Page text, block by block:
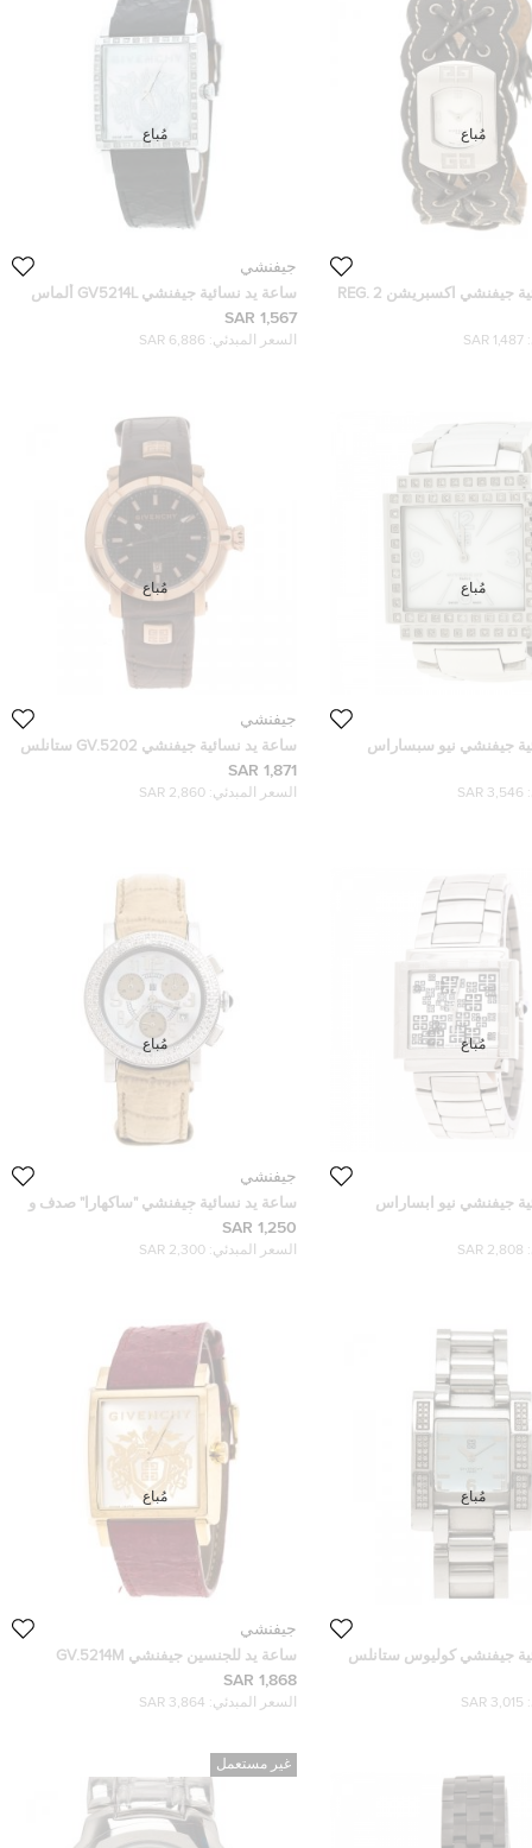
ساعة يد نسائية جيفنشي اكسبريشن 2 REG.
1,487 SAR
مُباع
جيفنشي
ساعة يد نسائية جيفنشي GV5214L ألماس
وستانلس ستيل صدف 31 مم
1,567 SAR
السعر المبدئي: 6,886 SAR
مُباع
جيفنشي نيو سبساراس
بيضاء 35 مم
3,546 SAR
مُباع
جيفنشي
ساعة يد نسائية جيفنشي GV.5202 ستانلس
ستيل مطلي ذهب 36 مم
1,871 SAR
السعر المبدئي: 2,860 SAR
مُباع
جيفنشي نيو ابساراس
2,808 SAR
مُباع
جيفنشي
ساعة يد نسائية جيفنشي "ساكهارا" صدف و
ستانلس ستيل و ألماس 36 مم
1,250 SAR
السعر المبدئي: 2,300 SAR
مُباع
جيفنشي كوليوس ستانلس
3,015 SAR
مُباع
جيفنشي
ساعة يد للجنسين جيفنشي GV.5214M
ستانلس ستيل مطلي ذهب 38 مم
1,868 SAR
السعر المبدئي: 3,864 SAR
مُباع
غير مستعمل